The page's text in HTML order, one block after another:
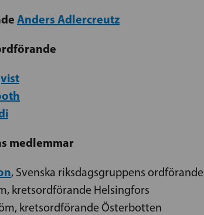
Anders Adlercreutz
medlemmar
, Svenska riksdagsgruppens ordförande
kretsordförande Helsingfors
kretsordförande Österbotten